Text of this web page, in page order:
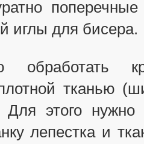
иглы для бисера.
обработать
тканью
Для этого
лепестка и